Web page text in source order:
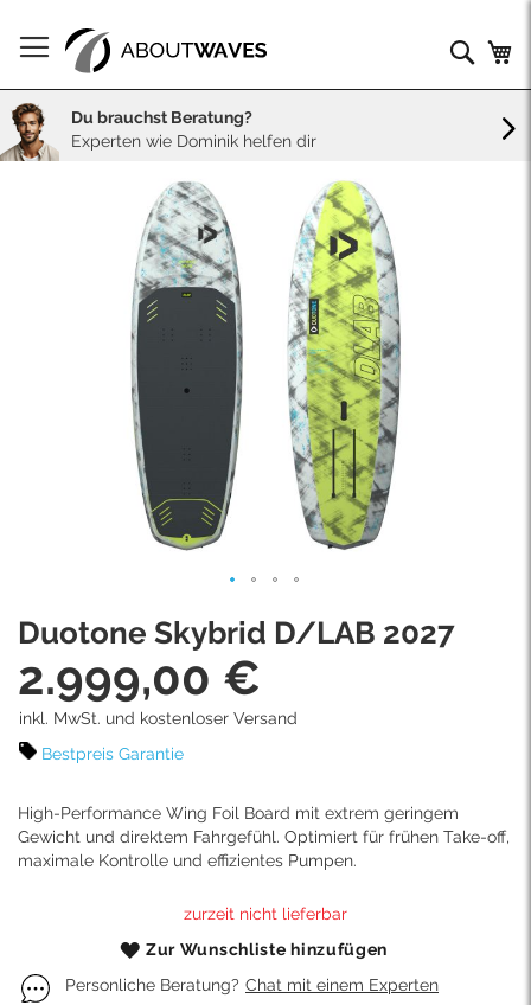
zum
Inhalt
Du brauchst Beratung?
Experten wie Dominik helfen dir
Duotone Skybrid D/LAB 2027
2.999,00 €
inkl. MwSt. und kostenloser Versand
Bestpreis Garantie
High-Performance Wing Foil Board mit extrem geringem
Gewicht und direktem Fahrgefühl. Optimiert für frühen Take-off,
maximale Kontrolle und effizientes Pumpen.
zurzeit nicht lieferbar
Zur Wunschliste hinzufügen
Personliche Beratung? Chat mit einem Experten
to
beginning
the
images